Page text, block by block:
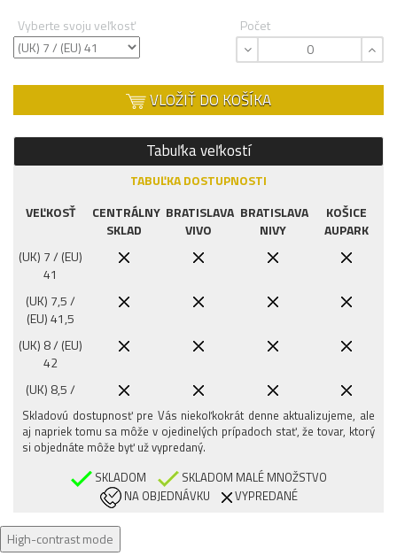
Vyberte svoju veľkosť Počet
VLOŽIŤ DO KOŠÍKA
Tabuľka veľkostí
TABUĽKA DOSTUPNOSTI
VEĽKOSŤ
CENTRÁLNY
SKLAD
BRATISLAVA
VIVO
BRATISLAVA
NIVY
KOŠICE
AUPARK
(UK) 7 / (EU)
41
(UK) 7,5 /
(EU) 41,5
(UK) 8 / (EU)
42
(UK) 8,5 /
(EU) 42,5
(UK) 9 / (EU)
43,5
(UK) 9,5 /
(UK) 10 /
(EU) 44,5
Skladovú dostupnosť pre Vás niekoľkokrát denne aktualizujeme, ale
aj napriek tomu sa môže v ojedinelých prípadoch stať, že tovar, ktorý
si objednáte môže byť už vypredaný.
SKLADOM
SKLADOM MALÉ MNOŽSTVO
NA OBJEDNÁVKU
VYPREDANÉ
High-contrast mode